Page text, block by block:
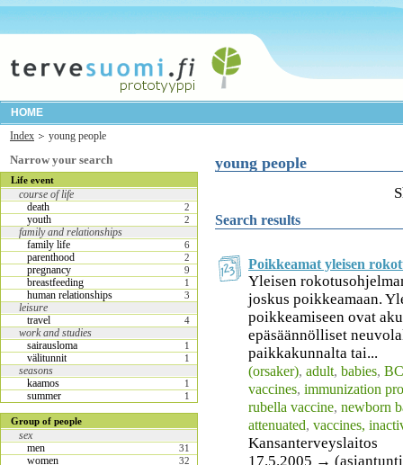
HOME
Index
young people
Narrow your search
Life event
course of life
death
2
youth 2
family and relationships
family life
6
parenthood 2
pregnancy 9
breastfeeding 1
human relationships 3
leisure
travel
4
work and studies
sairausloma
1
välitunnit 1
seasons
kaamos
1
summer 1
Group of people
sex
men
31
women 32
young people
Search results
Poikkeamat yleisen
Yleisen
joskus poikkeamaan.
poikkeamiseen ovat
epäsäännölliset
paikkakunnalta tai...
(orsaker), adult, babies,
vaccines, immunization
rubella vaccine, newborn
attenuated, vaccines,
Kansanterveyslaitos
17.5.2005 →